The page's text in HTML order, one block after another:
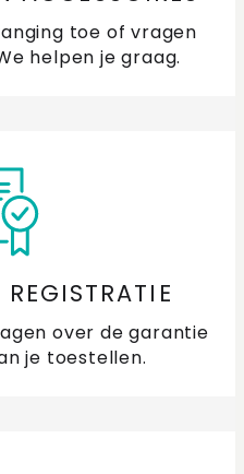
toe of vragen
helpen je graag.
over de garantie
je toestellen.